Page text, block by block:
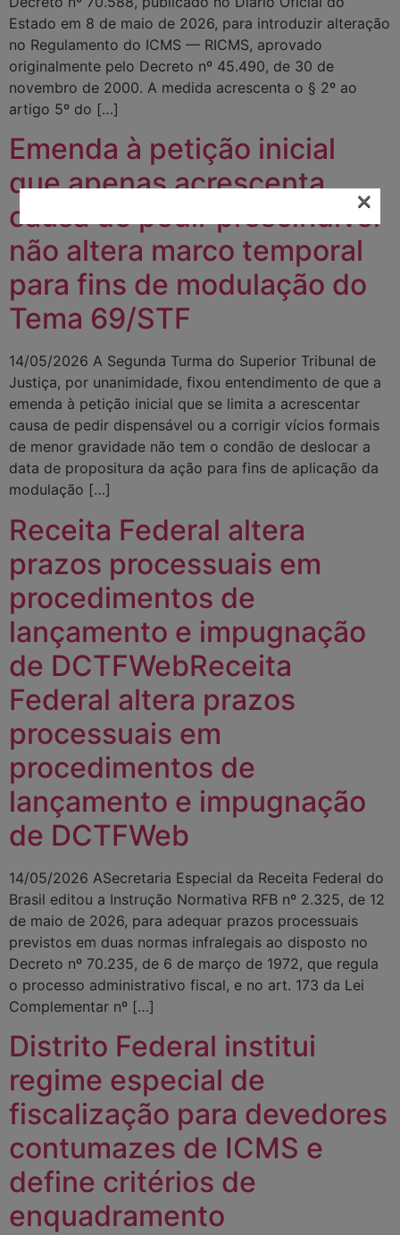
Estado em 8 de maio de 2026, para introduzir alteração
no Regulamento do ICMS — RICMS, aprovado
originalmente pelo Decreto nº 45.490, de 30 de
novembro de 2000. A medida acrescenta o § 2º ao
artigo 5º do […]
Emenda à petição inicial
que apenas acrescenta
causa de pedir prescindível
não altera marco temporal
para fins de modulação do
Tema 69/STF
14/05/2026 A Segunda Turma do Superior Tribunal de
Justiça, por unanimidade, fixou entendimento de que a
emenda à petição inicial que se limita a acrescentar
causa de pedir dispensável ou a corrigir vícios formais
de menor gravidade não tem o condão de deslocar a
data de propositura da ação para fins de aplicação da
modulação […]
Receita Federal altera
prazos processuais em
procedimentos de
lançamento e impugnação
de DCTFWebReceita
Federal altera prazos
processuais em
procedimentos de
lançamento e impugnação
de DCTFWeb
14/05/2026 ASecretaria Especial da Receita Federal do
Brasil editou a Instrução Normativa RFB nº 2.325, de 12
de maio de 2026, para adequar prazos processuais
previstos em duas normas infralegais ao disposto no
Decreto nº 70.235, de 6 de março de 1972, que regula
o processo administrativo fiscal, e no art. 173 da Lei
Complementar nº […]
Distrito Federal institui
regime especial de
fiscalização para devedores
contumazes de ICMS e
define critérios de
enquadramento
×